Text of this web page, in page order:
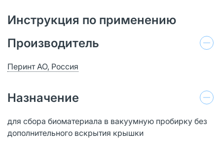
Инструкция по применению
Производитель
Перинт АО, Россия
Назначение
для сбора биоматериала в вакуумную пробирку без
дополнительного вскрытия крышки